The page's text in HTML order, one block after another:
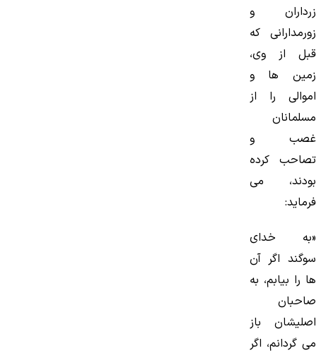
زرداران و
زورمدارانی كه
قبل از وی،
زمین ها و
اموالی را از
مسلمانان
غصب و
تصاحب كرده
بودند، می
فرماید:
«به خدای
سوگند اگر آن
ها را بیابم، به
صاحبان
اصلیشان باز
می گردانم، اگر